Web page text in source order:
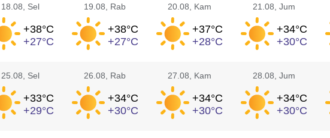
18.08 , Sel
+38°C
+27°C
19.08 , Rab
+38°C
+27°C
20.08 , Kam
+37°C
+28°C
21.08 , Jum
+34°C
+30°C
25.08 , Sel
+33°C
+29°C
26.08 , Rab
+34°C
+30°C
27.08 , Kam
+34°C
+30°C
28.08 , Jum
+34°C
+30°C